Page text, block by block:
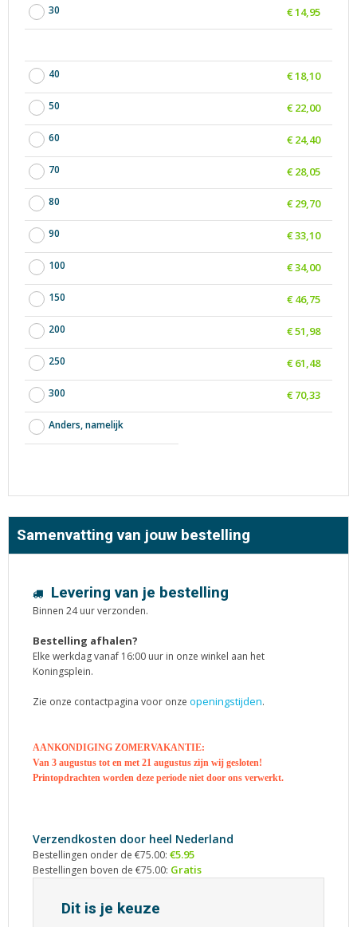
30 € 14,95
40
50
60
70
80
90
100
150
200
250
300
Anders, namelijk
€ 18,10
€ 22,00
€ 24,40
€ 28,05
€ 29,70
€ 33,10
€ 34,00
€ 46,75
€ 51,98
€ 61,48
€ 70,33
Samenvatting van jouw bestelling
Levering van je bestelling
Binnen 24 uur verzonden.
Bestelling afhalen?
Elke werkdag vanaf 16:00 uur in onze winkel aan het
Koningsplein.
Zie onze contactpagina voor onze openingstijden.
AANKONDIGING ZOMERVAKANTIE:
Van 3 augustus tot en met 21 augustus zijn wij gesloten!
Printopdrachten worden deze periode niet door ons verwerkt.
Verzendkosten door heel Nederland
Bestellingen onder de €75.00: €5.95
Bestellingen boven de €75.00: Gratis
Dit is je keuze